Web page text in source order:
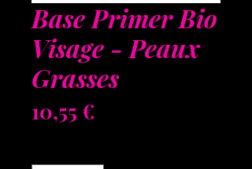
Base Primer Bio
Visage - Peaux
Grasses
10,55 €